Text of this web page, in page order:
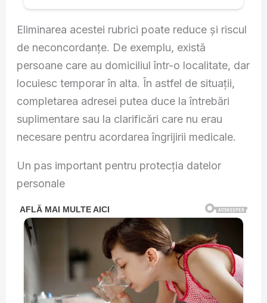
Eliminarea acestei rubrici poate reduce și riscul
de neconcordanțe. De exemplu, există
persoane care au domiciliul într-o localitate, dar
locuiesc temporar în alta. În astfel de situații,
completarea adresei putea duce la întrebări
suplimentare sau la clarificări care nu erau
necesare pentru acordarea îngrijirii medicale.
Un pas important pentru protecția datelor
personale